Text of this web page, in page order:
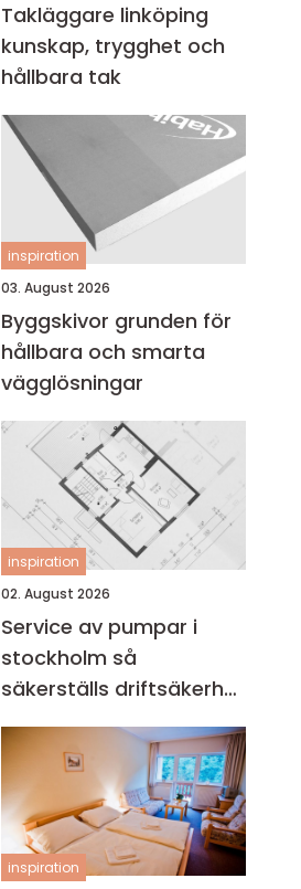
Takläggare linköping
kunskap, trygghet och
hållbara tak
inspiration
03. August 2026
Byggskivor grunden för
hållbara och smarta
vägglösningar
inspiration
02. August 2026
Service av pumpar i
stockholm så
säkerställs driftsäkerhet
och ekonomi
inspiration